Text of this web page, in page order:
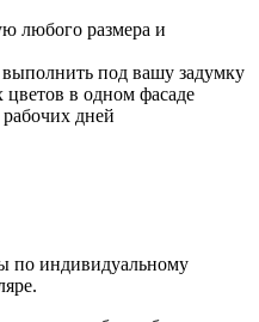
любого размера и
под вашу задумку
в одном фасаде
рабочих дней
по индивидуальному